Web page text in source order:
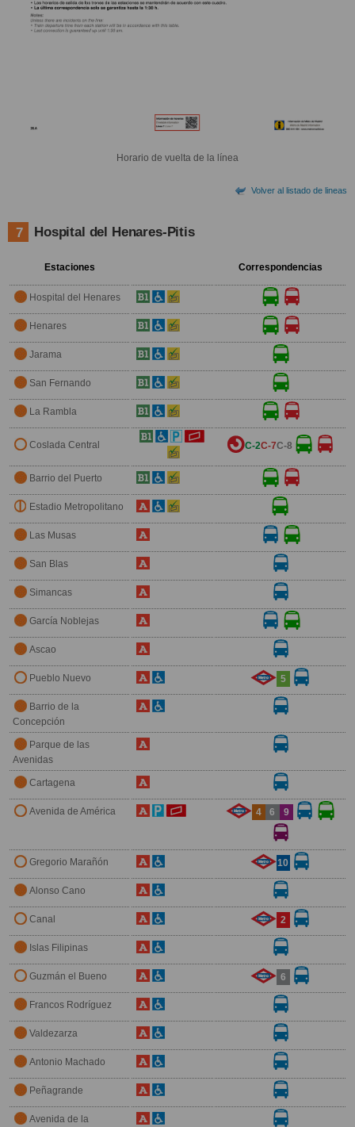
Horario de vuelta de la línea
Volver al listado de lineas
7 Hospital del Henares-Pitis
Estaciones Correspondencias
Hospital del Henares
Henares
Jarama
San Fernando
La Rambla
Coslada Central C-2C-7C-8
Barrio del Puerto
Estadio Metropolitano
Las Musas
San Blas
Simancas
García Noblejas
Ascao
Pueblo Nuevo 5
Barrio de la
Concepción
Parque de las
Avenidas
Cartagena
Avenida de América 4 6 9
Gregorio Marañón 10
Alonso Cano
Canal 2
Islas Filipinas
Guzmán el Bueno 6
Francos Rodríguez
Valdezarza
Antonio Machado
Peñagrande
Avenida de la